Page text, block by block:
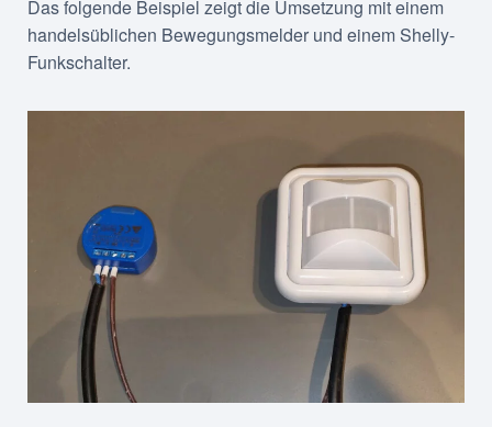
Das folgende Beispiel zeigt die Umsetzung mit einem
handelsüblichen Bewegungsmelder und einem Shelly-
Funkschalter.